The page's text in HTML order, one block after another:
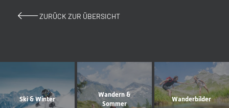
ZURÜCK ZUR ÜBERSICHT
Ski & Winter
Wandern &
Sommer
Wanderbilder